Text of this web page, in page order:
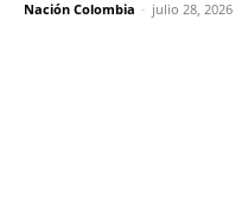
Nación Colombia - julio 28, 2026